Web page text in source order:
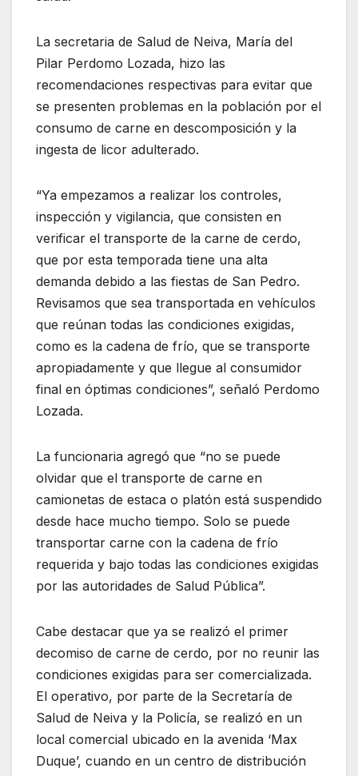
La secretaria de Salud de Neiva, María del
Pilar Perdomo Lozada, hizo las
recomendaciones respectivas para evitar que
se presenten problemas en la población por el
consumo de carne en descomposición y la
ingesta de licor adulterado.
“Ya empezamos a realizar los controles,
inspección y vigilancia, que consisten en
verificar el transporte de la carne de cerdo,
que por esta temporada tiene una alta
demanda debido a las fiestas de San Pedro.
Revisamos que sea transportada en vehículos
que reúnan todas las condiciones exigidas,
como es la cadena de frío, que se transporte
apropiadamente y que llegue al consumidor
final en óptimas condiciones”, señaló Perdomo
Lozada.
La funcionaria agregó que “no se puede
olvidar que el transporte de carne en
camionetas de estaca o platón está suspendido
desde hace mucho tiempo. Solo se puede
transportar carne con la cadena de frío
requerida y bajo todas las condiciones exigidas
por las autoridades de Salud Pública”.
Cabe destacar que ya se realizó el primer
decomiso de carne de cerdo, por no reunir las
condiciones exigidas para ser comercializada.
El operativo, por parte de la Secretaría de
Salud de Neiva y la Policía, se realizó en un
local comercial ubicado en la avenida ‘Max
Duque’, cuando en un centro de distribución